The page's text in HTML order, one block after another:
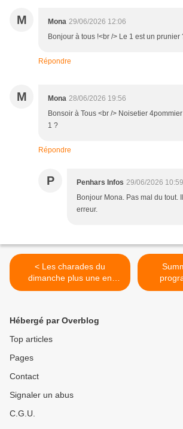
M Mona 29/06/2026 12:06
Bonjour à tous !<br /> Le 1 est un prunier
Répondre
M Mona 28/06/2026 19:56
Bonsoir à Tous <br /> Noisetier
1 ?
Répondre
P Penhars Infos 29/06/2026 10:59
Bonjour Mona. Pas mal du tout.
erreur.
< Les charades du
dimanche plus une en
breton
Hébergé par Overblog
Top articles
Pages
Contact
Signaler un abus
C.G.U.